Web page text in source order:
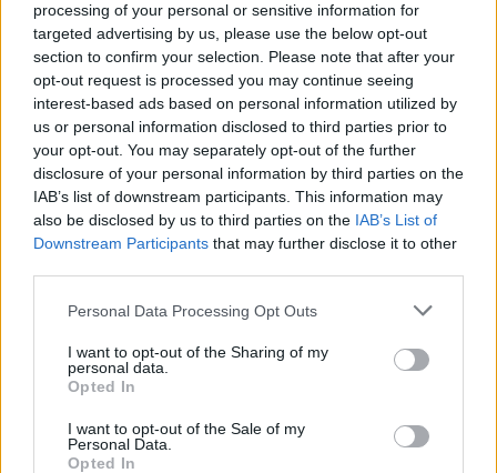
processing of your personal or sensitive information for
targeted advertising by us, please use the below opt-out
section to confirm your selection. Please note that after your
opt-out request is processed you may continue seeing
interest-based ads based on personal information utilized by
us or personal information disclosed to third parties prior to
your opt-out. You may separately opt-out of the further
disclosure of your personal information by third parties on the
IAB’s list of downstream participants. This information may
also be disclosed by us to third parties on the IAB’s List of
Downstream Participants that may further disclose it to other
Please note that this website/app uses one or more Google
not limited to your visit or usage behaviour. You may click to
grant or deny consent to Google and its third-party tags to
use your data for below specified purposes in below Google
consent section.
Personal Data Processing Opt Outs
I want to opt-out of the Sharing of my
personal data.
Opted In
I want to opt-out of the Sale of my
Personal Data.
Opted In
Külön érdekesség, hogy a magyar származású
színésznő,Coco Königis ott volt az esküvőn egy
csodaszép Tony Ward ruhában: